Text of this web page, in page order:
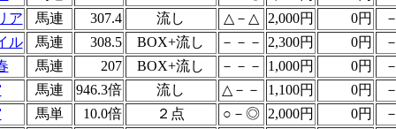
ア
馬連 307.4 流し △－△ 2,000円 0円
ル
馬連 308.5 BOX+流し －－－ 2,300円 0円
馬連 207 BOX+流し －－－ 1,000円 0円
馬連 946.3倍 流し △－－ 1,100円 0円
馬単 10.0倍 ２点 ○－◎ 2,000円 0円